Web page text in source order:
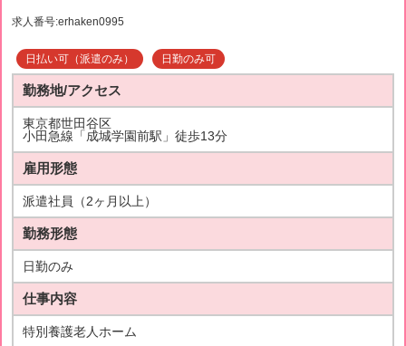
求人番号:erhaken0995
日払い可（派遣のみ） 日勤のみ可
勤務地/アクセス
東京都世田谷区
小田急線「成城学園前駅」徒歩13分
雇用形態
派遣社員（2ヶ月以上）
勤務形態
日勤のみ
仕事内容
特別養護老人ホーム